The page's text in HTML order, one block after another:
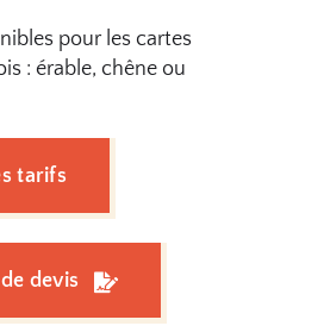
pour les cartes
: érable, chêne ou
tarifs
devis